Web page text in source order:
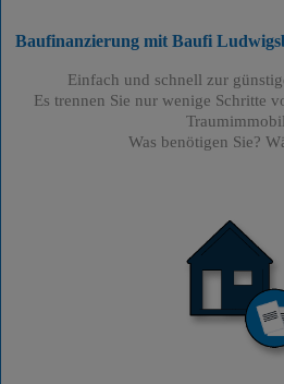
Baufinanzierung mit Baufi
Einfach und schnell zur
Es trennen Sie nur wenige Schritte
Was benötigen Sie?